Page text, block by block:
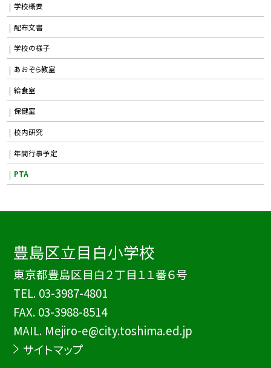
学校概要
配布文書
学校の様子
あおぞら教室
給食室
保健室
校内研究
年間行事予定
PTA
豊島区立目白小学校
東京都豊島区目白２丁目１１番６号
TEL. 03-3987-4801
FAX. 03-3988-8514
MAIL. Mejiro-e@city.toshima.ed.jp
サイトマップ